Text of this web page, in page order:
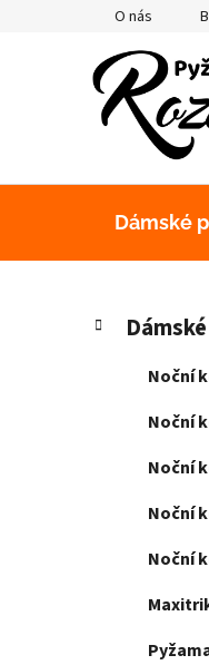
O nás
Dámské
P
Přeskočit
kategorie
K
a
Noční
Noční
Noční
Noční
Noční